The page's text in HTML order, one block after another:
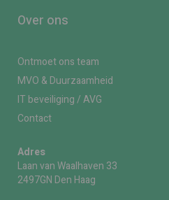
Over ons
Ontmoet ons team
MVO & Duurzaamheid
IT beveiliging / AVG
Contact
Adres
Laan van Waalhaven 33
2497GN Den Haag